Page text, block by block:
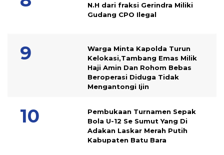
N.H dari fraksi Gerindra Miliki
Gudang CPO Ilegal
Warga Minta Kapolda Turun
Kelokasi,Tambang Emas Milik
Haji Amin Dan Rohom Bebas
Beroperasi Diduga Tidak
Mengantongi Ijin
Pembukaan Turnamen Sepak
Bola U-12 Se Sumut Yang Di
Adakan Laskar Merah Putih
Kabupaten Batu Bara